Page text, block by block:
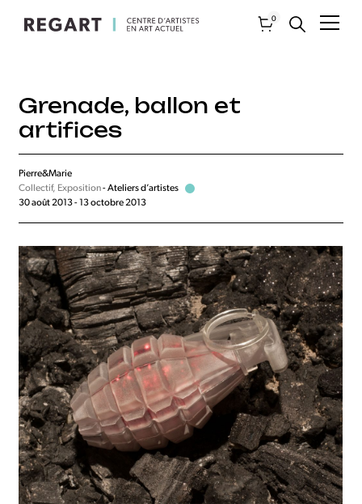
0
Grenade, ballon et
artifices
Pierre&Marie
Collectif, Exposition- Ateliers d’artistes
30 août 2013 - 13 octobre 2013